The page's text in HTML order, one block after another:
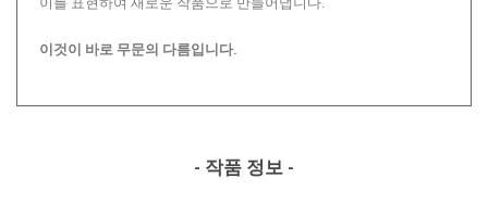
이것이 바로 무문의 다름입니다.
- 작품 정보 -